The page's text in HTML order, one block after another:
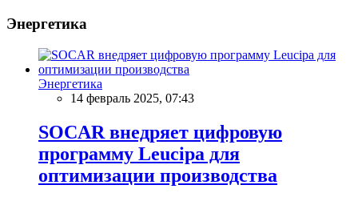
Энергетика
Энергетика
14 февраль 2025, 07:43
SOCAR внедряет цифровую
программу Leucipa для
оптимизации производства